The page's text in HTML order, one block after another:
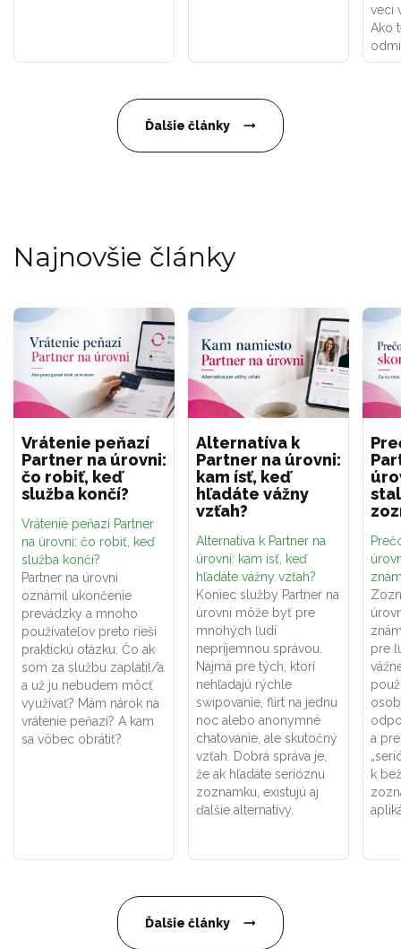
veci
Ako
Ďalšie články
Najnovšie články
Vrátenie peňazí
Partner na úrovni:
čo robiť, keď
služba končí?
Vrátenie peňazí Partner
na úrovni: čo robiť, keď
služba končí?
Partner na úrovni
oznámil ukončenie
prevádzky a mnoho
používateľov preto rieši
praktickú otázku: Čo ak
som za službu zaplatil/a
a už ju nebudem môcť
využívať? Mám nárok na
vrátenie peňazí? A kam
sa vôbec obrátiť?
Alternatíva k
Partner na úrovni:
kam ísť, keď
hľadáte vážny
vzťah?
Alternatíva k Partner na
úrovni: kam ísť, keď
hľadáte vážny vzťah?
Koniec služby Partner na
úrovni môže byť pre
mnohých ľudí
nepríjemnou správou.
Najmä pre tých, ktorí
nehľadajú rýchle
swipovanie, flirt na jednu
noc alebo anonymné
chatovanie, ale skutočný
vzťah. Dobrá správa je,
že ak hľadáte serióznu
zoznamku, existujú aj
ďalšie alternatívy.
pre
a
k
Ďalšie články